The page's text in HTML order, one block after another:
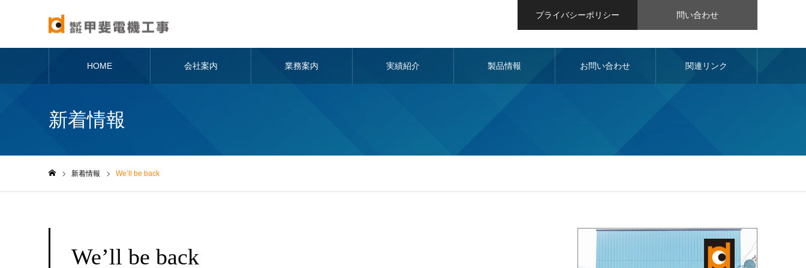
プライバシーポリシー 問い合わせ
HOME 会社案内 業務案内 実績紹介 製品情報 お問い合わせ 関連リンク
新着情報
新着情報 We’ll be back
We’ll be back